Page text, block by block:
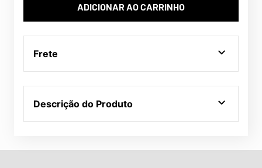
ADICIONAR AO CARRINHO
Frete
Descrição do Produto